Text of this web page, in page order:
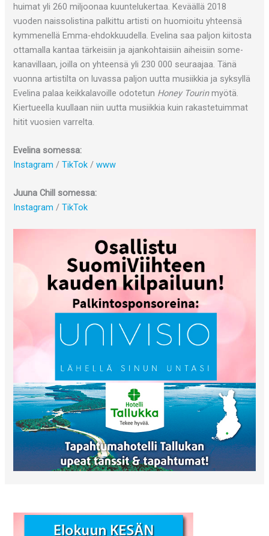
huimat yli 260 miljoonaa kuuntelukertaa. Keväällä 2018
vuoden naissolistina palkittu artisti on huomioitu yhteensä
kymmenellä Emma-ehdokkuudella. Evelina saa paljon kiitosta
ottamalla kantaa tärkeisiin ja ajankohtaisiin aiheisiin some-
kanavillaan, joilla on yhteensä yli 230 000 seuraajaa. Tänä
vuonna artistilta on luvassa paljon uutta musiikkia ja syksyllä
Evelina palaa keikkalavoille odotetun Honey Tourinmyötä.
Kiertueella kuullaan niin uutta musiikkia kuin rakastetuimmat
hitit vuosien varrelta.
Evelina somessa:
Instagram/TikTok/www
Juuna Chill somessa:
Instagram/TikTok